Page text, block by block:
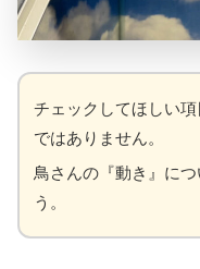
チェックしてほしい
ではありません。
鳥さんの『動き』に
う。